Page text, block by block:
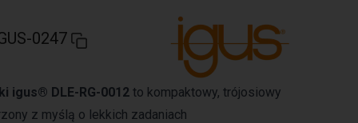
0247
igus® DLE-RG-0012 to kompaktowy, trójosiowy
z myślą o lekkich zadaniach